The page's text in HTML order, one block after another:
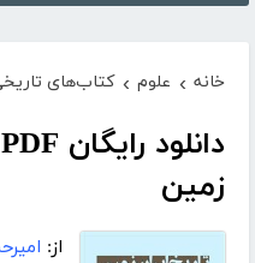
خانه › علوم › کتاب‌های
زمین
از: